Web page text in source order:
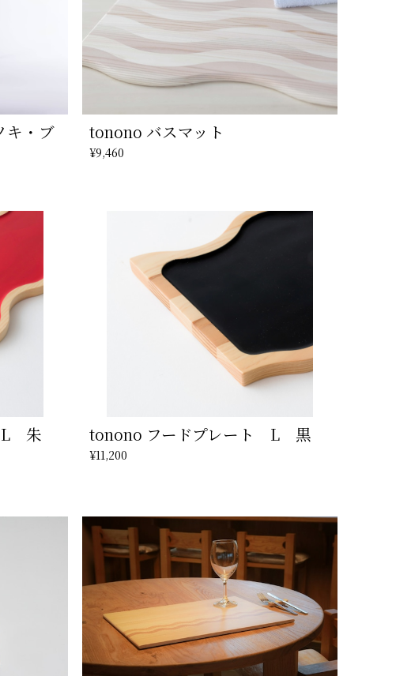
キ・ブ
tonono バスマット
¥9,460
L 朱 tonono フードプレート L 黒
¥11,200